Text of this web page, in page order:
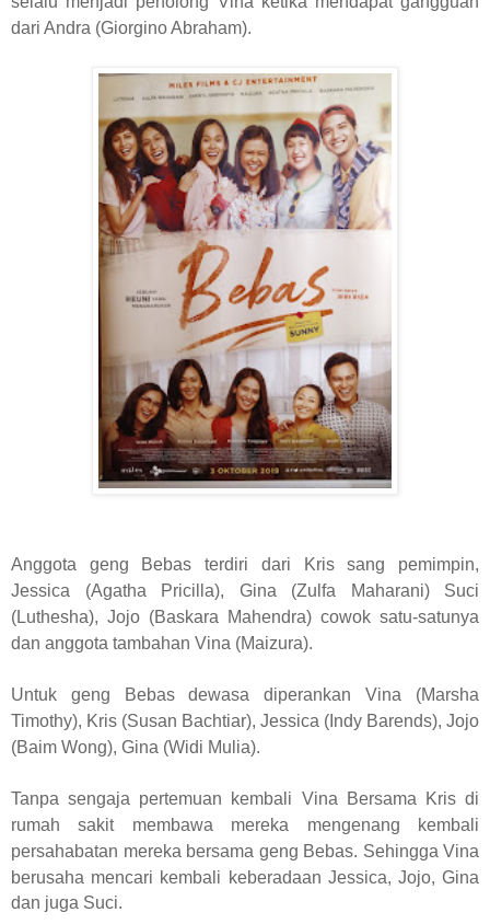
dari Andra (Giorgino Abraham).
Anggota geng Bebas terdiri dari Kris sang pemimpin,
Jessica (Agatha Pricilla), Gina (Zulfa Maharani) Suci
(Luthesha), Jojo (Baskara Mahendra) cowok satu-satunya
dan anggota tambahan Vina (Maizura).
Untuk geng Bebas dewasa diperankan Vina (Marsha
Timothy), Kris (Susan Bachtiar), Jessica (Indy Barends), Jojo
(Baim Wong), Gina (Widi Mulia).
Tanpa sengaja pertemuan kembali Vina Bersama Kris di
rumah sakit membawa mereka mengenang kembali
persahabatan mereka bersama geng Bebas. Sehingga Vina
berusaha mencari kembali keberadaan Jessica, Jojo, Gina
dan juga Suci.